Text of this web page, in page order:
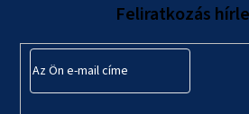
Feliratkozás